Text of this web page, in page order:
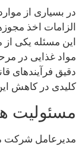
در بسیاری از
الزامات اخذ
این مسئله یکی
مواد غذایی در
دقیق فرآیندهای
کلیدی در کاهش
مسئولیت
مدیرعامل شرکت